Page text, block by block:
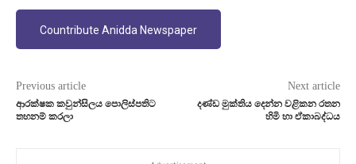
Countribute Anidda Newspaper
Previous article
ආරක්ෂක කවුන්සිලය පොලිස්පතිට
තහනම් කරලා
Next article
දණ්ඩ මුක්තිය දෙන්න වළිකන රතන
හිමි හා ඒකාබද්ධය